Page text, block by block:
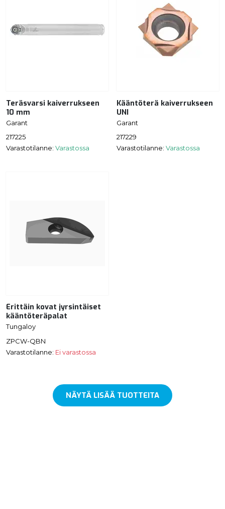
Teräsvarsi kaiverrukseen
10 mm
Garant
217225
Varastotilanne: Varastossa
Kääntöterä kaiverrukseen
UNI
Garant
217229
Varastotilanne: Varastossa
Erittäin kovat jyrsintäiset
kääntöteräpalat
Tungaloy
ZPCW-QBN
Varastotilanne: Ei varastossa
NÄYTÄ LISÄÄ TUOTTEITA